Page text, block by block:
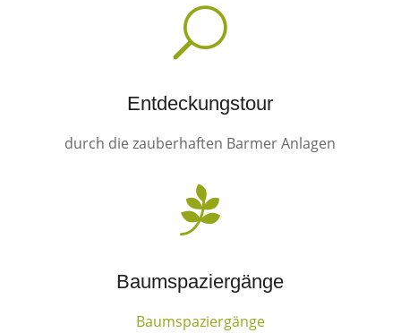
U
Entdeckungstour
durch die zauberhaften Barmer Anlagen

Baumspaziergänge
Baumspaziergänge